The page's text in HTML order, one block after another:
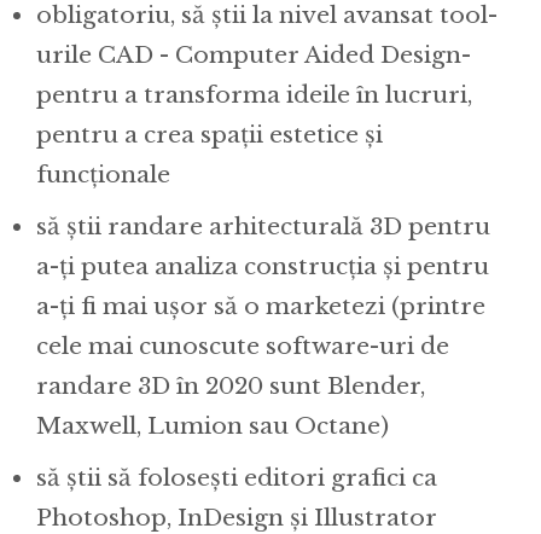
obligatoriu, să știi la nivel avansat tool-
urile CAD - Computer Aided Design-
pentru a transforma ideile în lucruri,
pentru a crea spații estetice și
funcționale
să știi randare arhitecturală 3D pentru
a-ți putea analiza construcția și pentru
a-ți fi mai ușor să o marketezi (printre
cele mai cunoscute software-uri de
randare 3D în 2020 sunt Blender,
Maxwell, Lumion sau Octane)
să știi să folosești editori grafici ca
Photoshop, InDesign și Illustrator